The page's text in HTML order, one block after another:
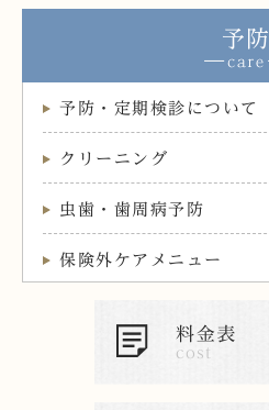
予防
予防・定期検診について
クリーニング
虫歯・歯周病予防
保険外ケアメニュー